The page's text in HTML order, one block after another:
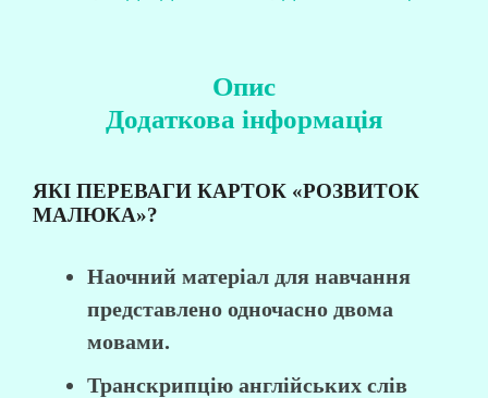
Опис
Додаткова інформація
ЯКІ ПЕРЕВАГИ КАРТОК «РОЗВИТОК
МАЛЮКА»?
Наочний матеріал для навчання
представлено одночасно двома
мовами.
Транскрипцію англійських слів